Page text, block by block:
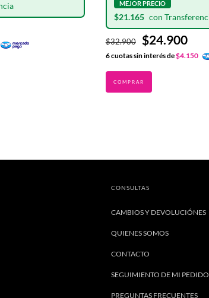
$32.900 $24.900
$21.165
6cuotas sin interés de$4.150
CONSULTAS
CAMBIOS Y DEVOLUCIÓNES
QUIENES SOMOS
CONTACTO
SEGUIMIENTO DE MI PEDIDO
PREGUNTAS FRECUENTES